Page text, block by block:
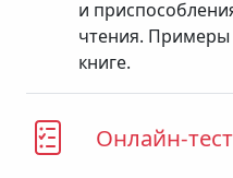
и
чтения.
книге.
Онлайн-